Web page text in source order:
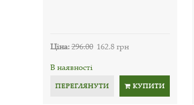
Ціна:296.00 162.8 грн
В наявності
ПЕРЕГЛЯНУТИ КУПИТИ